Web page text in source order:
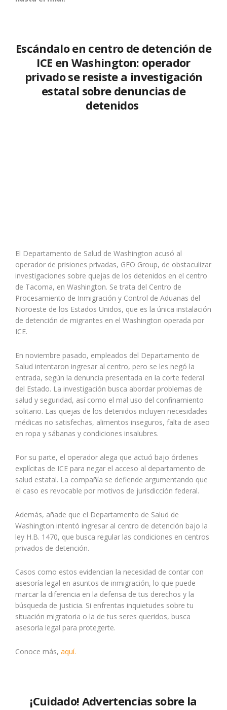
Escándalo en centro de detención de
ICE en Washington: operador
privado se resiste a investigación
estatal sobre denuncias de
detenidos
El Departamento de Salud de Washington acusó al
operador de prisiones privadas, GEO Group, de obstaculizar
investigaciones sobre quejas de los detenidos en el centro
de Tacoma, en Washington. Se trata del Centro de
Procesamiento de Inmigración y Control de Aduanas del
Noroeste de los Estados Unidos, que es la única instalación
de detención de migrantes en el Washington operada por
ICE.
En noviembre pasado, empleados del Departamento de
Salud intentaron ingresar al centro, pero se les negó la
entrada, según la denuncia presentada en la corte federal
del Estado. La investigación busca abordar problemas de
salud y seguridad, así como el mal uso del confinamiento
solitario. Las quejas de los detenidos incluyen necesidades
médicas no satisfechas, alimentos inseguros, falta de aseo
en ropa y sábanas y condiciones insalubres.
Por su parte, el operador alega que actuó bajo órdenes
explícitas de ICE para negar el acceso al departamento de
salud estatal. La compañía se defiende argumentando que
el caso es revocable por motivos de jurisdicción federal.
Además, añade que el Departamento de Salud de
Washington intentó ingresar al centro de detención bajo la
ley H.B. 1470, que busca regular las condiciones en centros
privados de detención.
Casos como estos evidencian la necesidad de contar con
asesoría legal en asuntos de inmigración, lo que puede
marcar la diferencia en la defensa de tus derechos y la
búsqueda de justicia. Si enfrentas inquietudes sobre tu
situación migratoria o la de tus seres queridos, busca
asesoría legal para protegerte.
Conoce más, aquí.
¡Cuidado! Advertencias sobre la